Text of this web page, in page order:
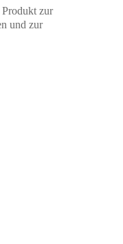
zur
und zur